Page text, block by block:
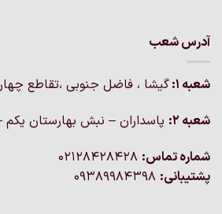
آدرس شعب
شعبه 1:
گيشا ، فاضل جنوبی ،تقاطع چهارم،
شعبه 2:
پاسداران – نبش بهارستان یکم –
شماره تماس:
پشتیبانی: